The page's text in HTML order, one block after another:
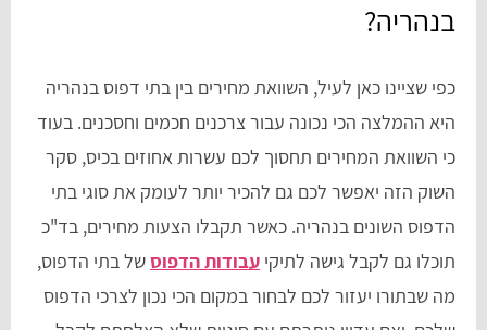
בנהריה?
כפי שציינו כאן לעיל, השוואת מחירים בין בתי דפוס בנהריה
היא ההמלצה הכי נכונה עבור צרכנים חכמים וחסכנים. בעוד
כי השוואת המחירים תחסוך לכם עשרות אחוזים בכיס, סקר
השוק הזה יאפשר לכם גם להכיר יותר לעומק את סוגי בתי
הדפוס השונים בנהריה. כאשר תקבלו הצעות מחירים, בד"כ
תוכלו גם לקבל גישה לתיקי עבודות הדפוסשל בתי הדפוס,
מה שבתורו יעזור לכם לבחור במקום הכי נכון לצרכי הדפוס